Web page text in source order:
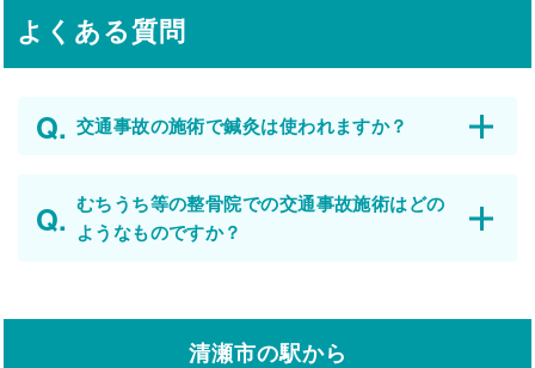
よくある質問
交通事故の施術で鍼灸は使われますか？
むちうち等の整骨院での交通事故施術はどの
ようなものですか？
清瀬市の駅から